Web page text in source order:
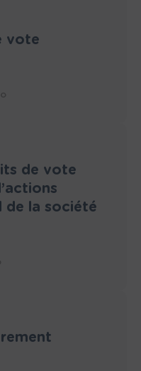
vote
de vote
de la société